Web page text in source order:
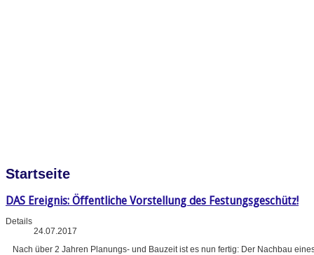
Startseite
DAS Ereignis: Öffentliche Vorstellung des Festungsgeschütz!
Details
24.07.2017
Nach über 2 Jahren Planungs- und Bauzeit ist es nun fertig: Der Nachbau